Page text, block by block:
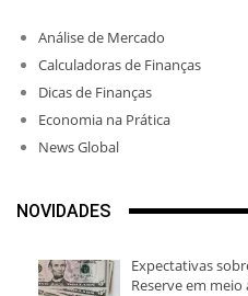
Análise de Mercado
Calculadoras de Finanças
Dicas de Finanças
Economia na Prática
News Global
NOVIDADES
Expectativas
Reserve em